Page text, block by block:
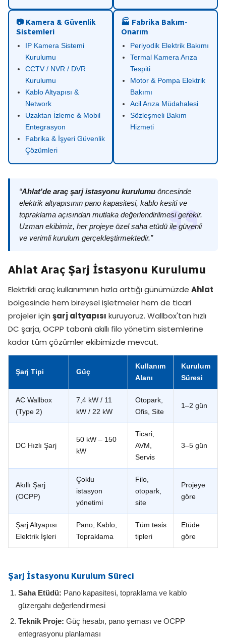
📷 Kamera & Güvenlik
Sistemleri
IP Kamera Sistemi
Kurulumu
CCTV / NVR / DVR
Kurulumu
Kablo Altyapısı &
Network
Uzaktan İzleme & Mobil
Entegrasyon
Fabrika & İşyeri Güvenlik
Çözümleri
🏭 Fabrika Bakım-
Onarım
Periyodik Elektrik Bakımı
Termal Kamera Arıza
Tespiti
Motor & Pompa Elektrik
Bakımı
Acil Arıza Müdahalesi
Sözleşmeli Bakım
Hizmeti
“Ahlat'de araç şarj istasyonu kurulumu öncesinde
elektrik altyapısının pano kapasitesi, kablo kesiti ve
topraklama açısından mutlaka değerlendirilmesi gerekir.
Uzman ekibimiz, her projeye özel saha etüdü ile güvenli
ve verimli kurulum gerçekleştirmektedir.”
Ahlat Araç Şarj İstasyonu Kurulumu
Elektrikli araç kullanımının hızla arttığı günümüzde Ahlat
bölgesinde hem bireysel işletmeler hem de ticari
projeler için şarj altyapısı kuruyoruz. Wallbox'tan hızlı
DC şarja, OCPP tabanlı akıllı filo yönetim sistemlerine
kadar tüm çözümler ekibimizde mevcut.
Şarj Tipi Güç
Kullanım
Alanı
Kurulum
Süresi
AC Wallbox
(Type 2)
7,4 kW / 11
kW / 22 kW
Otopark,
Ofis, Site
1–2 gün
DC Hızlı Şarj
50 kW – 150
kW
Ticari,
AVM,
Servis
3–5 gün
Akıllı Şarj
(OCPP)
Çoklu
istasyon
yönetimi
Filo,
otopark,
site
Projeye
göre
Şarj Altyapısı
Elektrik İşleri
Pano, Kablo,
Topraklama
Tüm tesis
tipleri
Etüde
göre
Şarj İstasyonu Kurulum Süreci
Saha Etüdü: Pano kapasitesi, topraklama ve kablo
güzergahı değerlendirmesi
Teknik Proje: Güç hesabı, pano şeması ve OCPP
entegrasyonu planlaması